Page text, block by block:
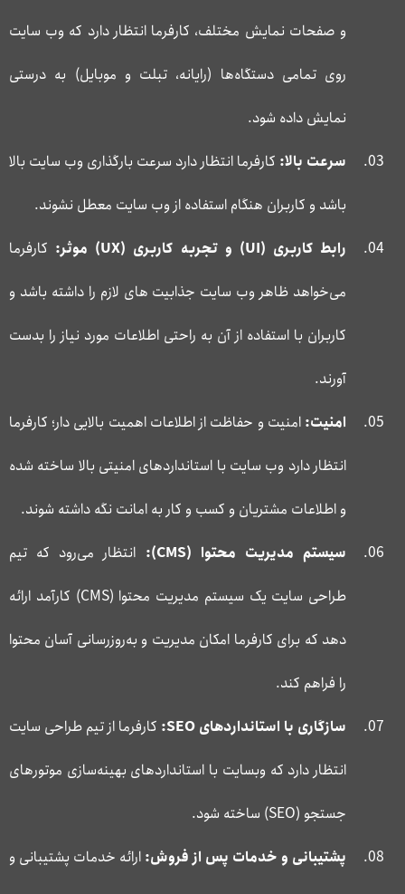
و صفحات نمایش مختلف، کارفرما انتظار دارد که وب سایت
روی تمامی دستگاه‌ها (رایانه، تبلت و موبایل) به درستی
نمایش داده شود.
سرعت بالا: کارفرما انتظار دارد سرعت بارگذاری وب سایت بالا
باشد و کاربران هنگام استفاده از وب سایت معطل نشوند.
رابط کاربری (UI) و تجربه کاربری (UX) موثر: کارفرما
می‌خواهد ظاهر وب سایت جذابیت های لازم را داشته باشد و
کاربران با استفاده از آن به راحتی اطلاعات مورد نیاز را بدست
آورند.
امنیت: امنیت و حفاظت از اطلاعات اهمیت بالایی دار؛ کارفرما
انتظار دارد وب سایت با استانداردهای امنیتی بالا ساخته شده
و اطلاعات مشتریان و کسب و کار به امانت نگه داشته شوند.
سیستم مدیریت محتوا (CMS
): انتظار می‌رود که تیم
طراحی سایت یک سیستم مدیریت محتوا (CMS) کارآمد ارائه
دهد که برای کارفرما امکان مدیریت و به‌روزرسانی آسان محتوا
را فراهم کند.
سازگاری با استانداردهای SEO
: کارفرما از تیم طراحی سایت
انتظار دارد که وبسایت با استانداردهای بهینه‌سازی موتورهای
جستجو (SEO) ساخته شود.
پشتیبانی و خدمات پس از فروش: ارائه خدمات پشتیبانی و